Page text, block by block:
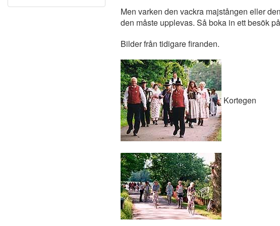
Men varken den vackra majstången eller
den måste upplevas. Så boka in ett besök
Bilder från tidigare firanden.
Kortegen